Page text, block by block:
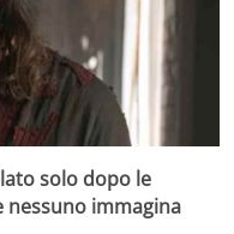
solo dopo le
nessuno immagina